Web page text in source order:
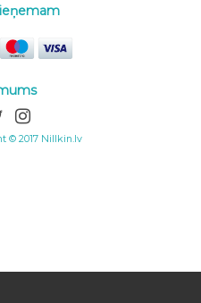
© 2017 Nillkin.lv